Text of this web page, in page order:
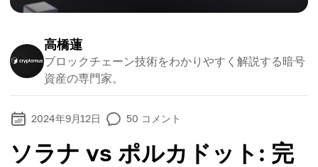
高橋蓮
ブロックチェーン技術をわかりやすく解説する暗号
資産の専門家。
2024年9月12日 50 コメント
ソラナ vs ポルカドット: 完